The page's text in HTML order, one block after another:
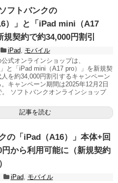
フトバンクの
）」と「iPad mini（A17
規契約で約34,000円割引
iPad, モバイル
式オンラインショップは、
」と「iPad mini（A17 pro）」を新規契
を約34,000円割引するキャンペーン
キャンペーン期間は2025年12月2日
。 ソフトバンクオンラインショップ
記事を読む
の「iPad（A16）」本体+回
から利用可能に（新規契約
iPad, モバイル